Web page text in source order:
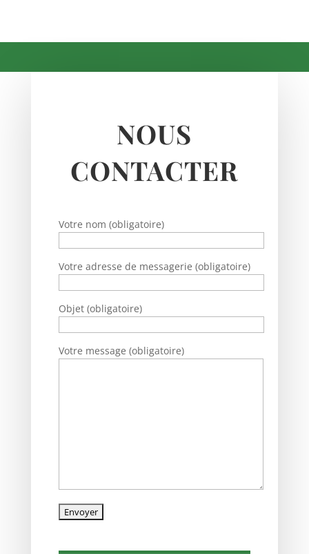
NOUS
CONTACTER
Votre nom (obligatoire)
Votre adresse de messagerie (obligatoire)
Objet (obligatoire)
Votre message (obligatoire)